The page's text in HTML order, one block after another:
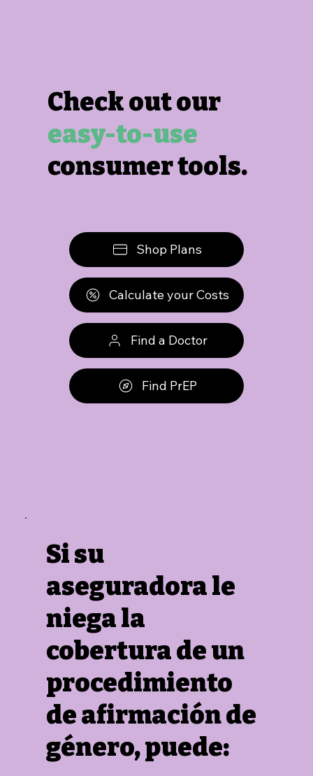
Shop Plans
Calculate your Costs
Find a Doctor
Find PrEP
Check out our
easy-to-use
consumer tools.
Si su
aseguradora le
niega la
cobertura de un
procedimiento
de afirmación de
género, puede: